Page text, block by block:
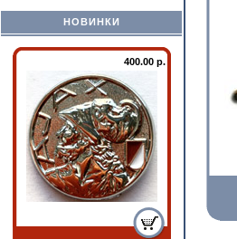
НОВИНКИ
400.00 р.